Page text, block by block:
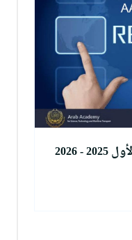
التسجيل بالفصل الدراسي الأول 2025 - 2026